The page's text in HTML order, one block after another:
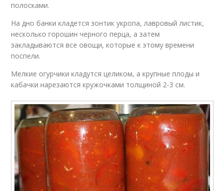
полосками.
На дно банки кладется зонтик укропа, лавровый листик,
несколько горошин черного перца, а затем
закладываются все овощи, которые к этому времени
поспели.
Мелкие огурчики кладутся целиком, а крупные плоды и
кабачки нарезаются кружочками толщиной 2-3 см.